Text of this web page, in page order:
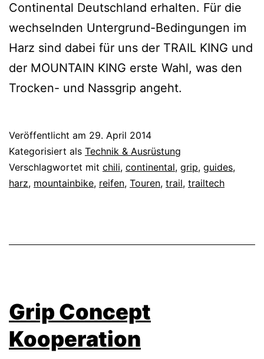
Continental Deutschland erhalten. Für die
wechselnden Untergrund-Bedingungen im
Harz sind dabei für uns der TRAIL KING und
der MOUNTAIN KING erste Wahl, was den
Trocken- und Nassgrip angeht.
Veröffentlicht am 29. April 2014
Kategorisiert als Technik & Ausrüstung
Verschlagwortet mit chili, continental, grip, guides,
harz, mountainbike, reifen, Touren, trail, trailtech
Grip Concept
Kooperation